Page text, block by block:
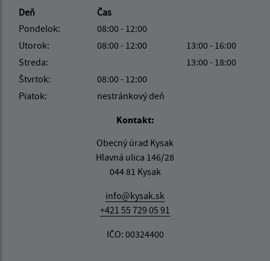
Deň
Čas
Pondelok:
08:00 - 12:00
Utorok:
08:00 - 12:00
13:00 - 16:00
Streda:
13:00 - 18:00
Štvrtok:
08:00 - 12:00
Piatok:
nestránkový deň
Kontakt:
Obecný úrad Kysak
Hlavná ulica 146/28
044 81 Kysak
info@kysak.sk
+421 55 729 05 91
IČO: 00324400